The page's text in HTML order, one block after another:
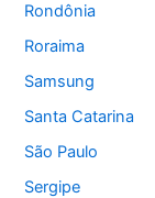
Rondônia
Roraima
Samsung
Santa Catarina
São Paulo
Sergipe